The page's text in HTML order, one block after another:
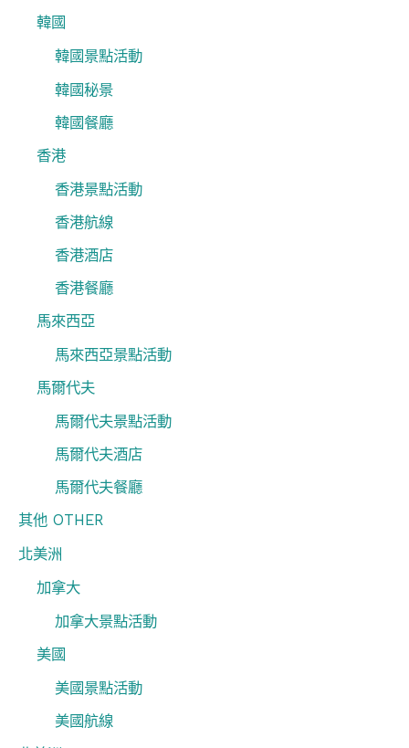
韓國
韓國景點活動
韓國秘景
韓國餐廳
香港
香港景點活動
香港航線
香港酒店
香港餐廳
馬來西亞
馬來西亞景點活動
馬爾代夫
馬爾代夫景點活動
馬爾代夫酒店
馬爾代夫餐廳
其他 OTHER
北美洲
加拿大
加拿大景點活動
美國
美國景點活動
美國航線